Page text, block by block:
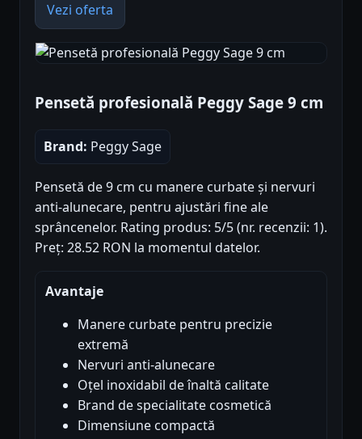
Vezi oferta
Pensetă profesională Peggy Sage 9 cm
Brand: Peggy Sage
Pensetă de 9 cm cu manere curbate și nervuri
anti-alunecare, pentru ajustări fine ale
sprâncenelor. Rating produs: 5/5 (nr. recenzii: 1).
Preț: 28.52 RON la momentul datelor.
Avantaje
Manere curbate pentru precizie
extremă
Nervuri anti-alunecare
Oțel inoxidabil de înaltă calitate
Brand de specialitate cosmetică
Dimensiune compactă